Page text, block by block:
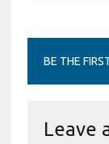
BE THE
Leave